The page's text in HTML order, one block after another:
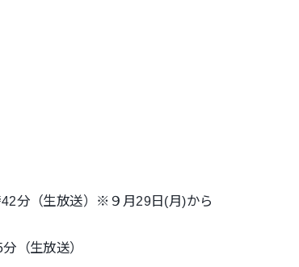
分（生放送）※９月29日(月)から
分（生放送）